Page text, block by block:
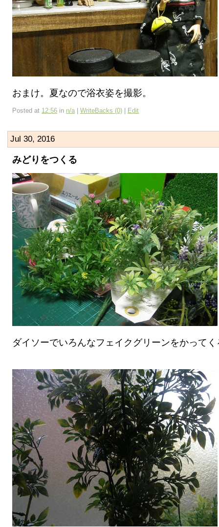
おまけ。夏なので浴衣姿を撮影。
Posted at 12:56 in n/a WriteBacks (0) Edit
Jul 30, 2016
みどりをつくる
ダイソーでいろんなフェイクグリーンをかってく